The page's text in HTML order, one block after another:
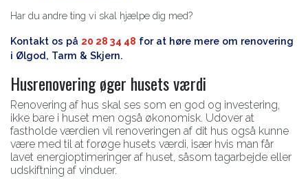
Har du andre ting vi skal hjælpe dig med?
Kontakt os på 20 28 34 48 for at høre mere om renovering
i Ølgod, Tarm & Skjern.
Husrenovering øger husets værdi
Renovering af hus skal ses som en god og investering,
ikke bare i huset men også økonomisk. Udover at
fastholde værdien vil renoveringen af dit hus også kunne
være med til at forøge husets værdi, især hvis man får
lavet energioptimeringer af huset, såsom tagarbejde eller
udskiftning af vinduer.